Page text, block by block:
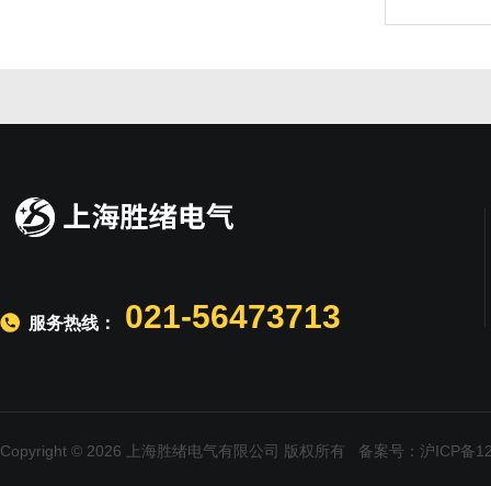
服务热线： 021-56473713
Copyright © 2026 上海胜绪电气有限公司 版权所有 备案号：沪ICP备